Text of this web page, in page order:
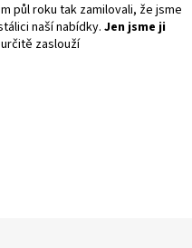
půl roku tak zamilovali, že jsme
naší nabídky. Jen jsme ji
zaslouží